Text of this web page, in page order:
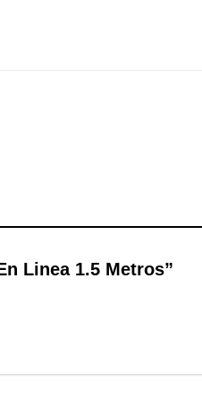
Linea 1.5 Metros”